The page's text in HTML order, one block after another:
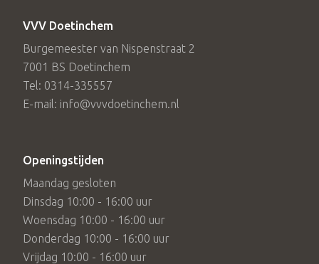
VVV Doetinchem
Burgemeester van Nispenstraat 2
7001 BS Doetinchem
Tel: 0314-335557
E-mail: info@vvvdoetinchem.nl
Openingstijden
Maandag gesloten
Dinsdag 10:00 - 16:00 uur
Woensdag 10:00 - 16:00 uur
Donderdag 10:00 - 16:00 uur
Vrijdag 10:00 - 16:00 uur